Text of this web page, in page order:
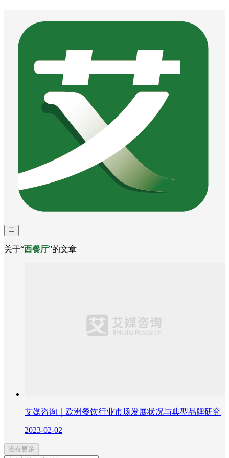
关于“西餐厅”的文章
艾媒咨询｜欧洲餐饮行业市场发展状况与典型品牌研究
2023-02-02
没有更多